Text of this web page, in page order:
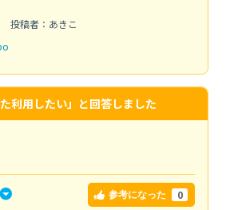
投稿者：あきこ
利用したい」と回答しました
参考になった 0